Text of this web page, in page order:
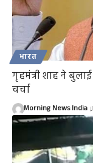
भारत
गृहमंत्री शाह ने
चर्चा
Morning News India